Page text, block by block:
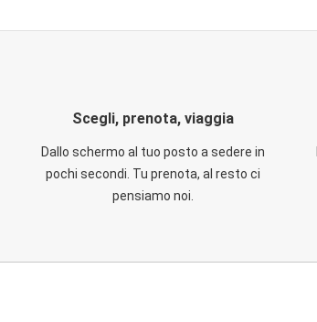
Scegli, prenota, viaggia
Dallo schermo al tuo posto a sedere in
pochi secondi. Tu prenota, al resto ci
pensiamo noi.